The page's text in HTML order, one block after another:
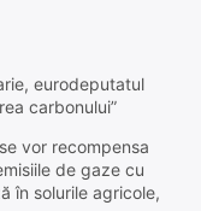
eurodeputatul
carbonului”
vor recompensa
de gaze cu
în solurile agricole,